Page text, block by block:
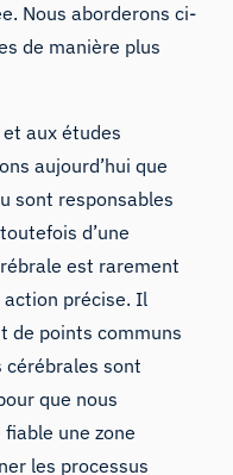
Nous aborderons ci-
de manière plus
aux études
aujourd’hui que
sont responsables
d’une
est rarement
action précise. Il
de points communs
cérébrales sont
que nous
une zone
les processus